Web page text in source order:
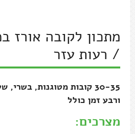
מתכון לקובה אורז
/ רעות עזר
30-35 קובות מטוגנות,
ורבע זמן כולל
מצרכים: